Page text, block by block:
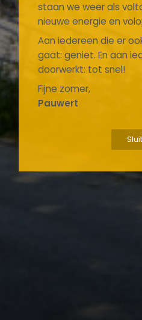
staan we weer als
nieuwe energie en
Aan iedereen die er
gaat: geniet. En aan
doorwerkt: tot snel!
Fijne zomer,
Pauwert
Sluit